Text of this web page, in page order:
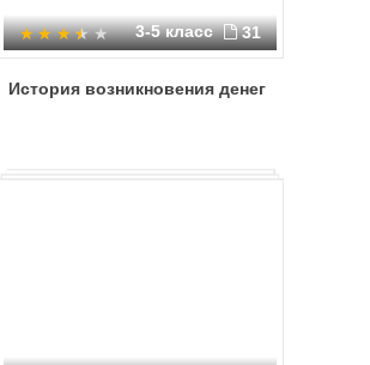
3-5 класс 31
История возникновения денег